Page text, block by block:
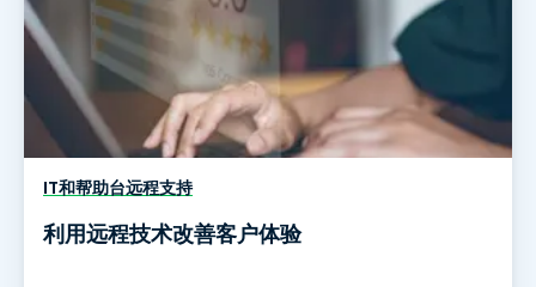
IT和帮助台远程支持
利用远程技术改善客户体验